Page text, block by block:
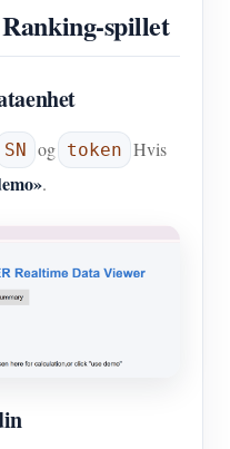
spillet
SN og token Hvis
.